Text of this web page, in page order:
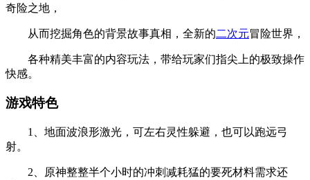
奇险之地，
从而挖掘角色的背景故事真相，全新的二次元冒险世界，
各种精美丰富的内容玩法，带给玩家们指尖上的极致操作
快感。
游戏特色
1、地面波浪形激光，可左右灵性躲避，也可以跑远弓
射。
2、原神整整半个小时的冲刺减耗猛的要死材料需求还